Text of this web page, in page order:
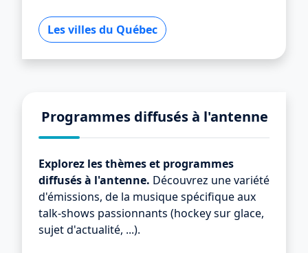
Les villes du Québec
Programmes diffusés à l'antenne
Explorez les thèmes et programmes
diffusés à l'antenne. Découvrez une variété
d'émissions, de la musique spécifique aux
talk-shows passionnants (hockey sur glace,
sujet d'actualité, ...).